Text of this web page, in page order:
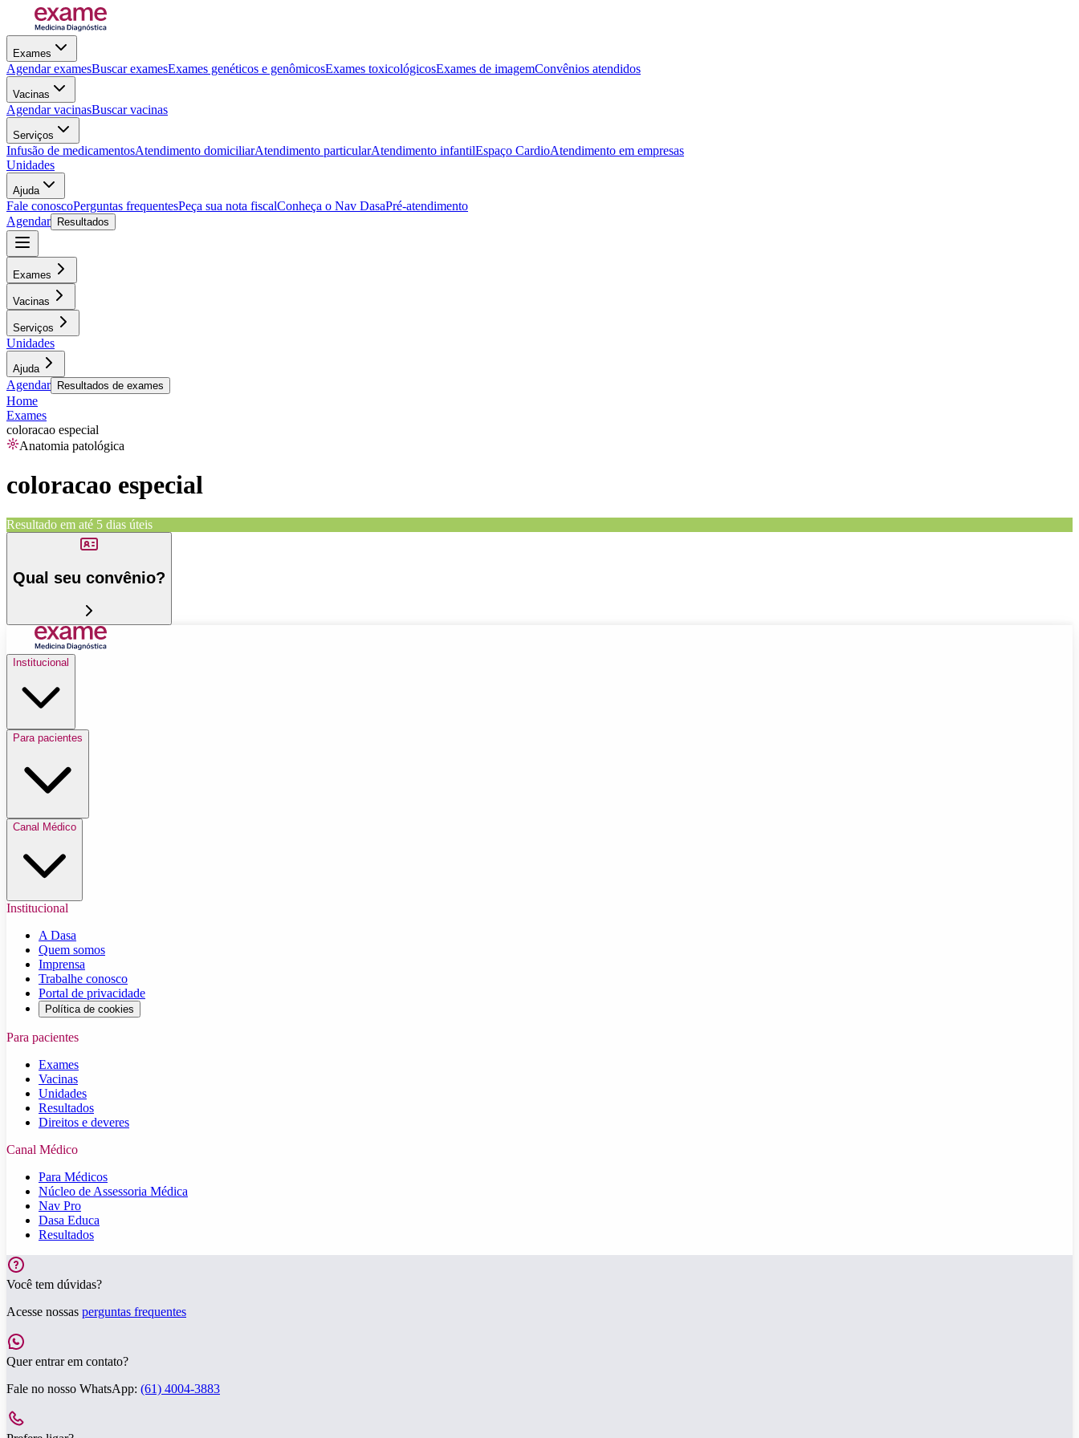
Exames
Agendar examesBuscar examesExames genéticos e genômicosExames toxicológicosExames de imagemConvênios atendidos
Vacinas
Agendar vacinasBuscar vacinas
Serviços
Infusão de medicamentosAtendimento domiciliarAtendimento particularAtendimento infantilEspaço CardioAtendimento em empresas
Unidades
Ajuda
Fale conoscoPerguntas frequentesPeça sua nota fiscalConheça o Nav DasaPré-atendimento
Agendar
Resultados
Exames
Vacinas
Serviços
Unidades
Ajuda
Agendar Resultados de exames
Home
Exames
coloracao especial
Anatomia patológica
coloracao especial
Resultado em até 5 dias úteis
Qual seu convênio?
Institucional
Para pacientes
Canal Médico
Institucional
A Dasa
Quem somos
Imprensa
Trabalhe conosco
Portal de privacidade
Política de cookies
Para pacientes
Exames
Vacinas
Unidades
Resultados
Direitos e deveres
Canal Médico
Para Médicos
Núcleo de Assessoria Médica
Nav Pro
Dasa Educa
Resultados
Você tem dúvidas?
Acesse nossas perguntas frequentes
Quer entrar em contato?
Fale no nosso WhatsApp: (61) 4004-3883